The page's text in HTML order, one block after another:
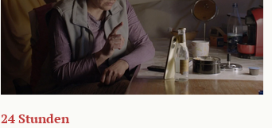
24 Stunden